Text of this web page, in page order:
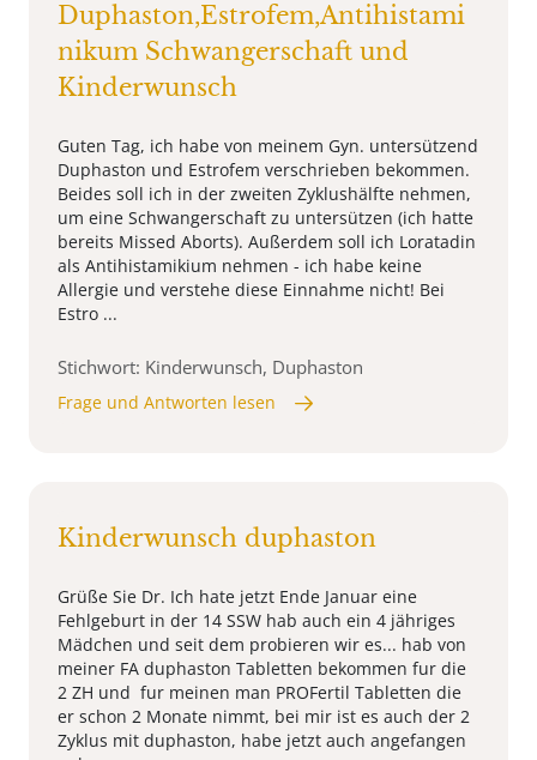
Duphaston,Estrofem,Antihistami
nikum Schwangerschaft und
Kinderwunsch
Guten Tag, ich habe von meinem Gyn. untersützend
Duphaston und Estrofem verschrieben bekommen.
Beides soll ich in der zweiten Zyklushälfte nehmen,
um eine Schwangerschaft zu untersützen (ich hatte
bereits Missed Aborts). Außerdem soll ich Loratadin
als Antihistamikium nehmen - ich habe keine
Allergie und verstehe diese Einnahme nicht! Bei
Estro ...
Stichwort: Kinderwunsch, Duphaston
Frage und Antworten lesen
Kinderwunsch duphaston
Grüße Sie Dr. Ich hate jetzt Ende Januar eine
Fehlgeburt in der 14 SSW hab auch ein 4 jähriges
Mädchen und seit dem probieren wir es... hab von
meiner FA duphaston Tabletten bekommen fur die
2 ZH und fur meinen man PROFertil Tabletten die
er schon 2 Monate nimmt, bei mir ist es auch der 2
Zyklus mit duphaston, habe jetzt auch angefangen